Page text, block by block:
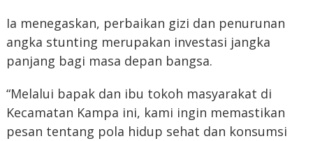
Ia menegaskan, perbaikan gizi dan penurunan
angka stunting merupakan investasi jangka
panjang bagi masa depan bangsa.
“Melalui bapak dan ibu tokoh masyarakat di
Kecamatan Kampa ini, kami ingin memastikan
pesan tentang pola hidup sehat dan konsumsi